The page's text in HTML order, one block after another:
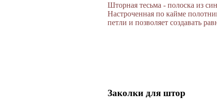
Шторная тесьма - полоска из
Настроченная по кайме
петли и позволяет создавать
Заколки для штор